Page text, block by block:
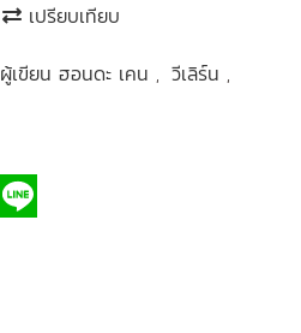
เปรียบเทียบ
ผู้เขียน ฮอนดะ เคน , วีเลิร์น ,